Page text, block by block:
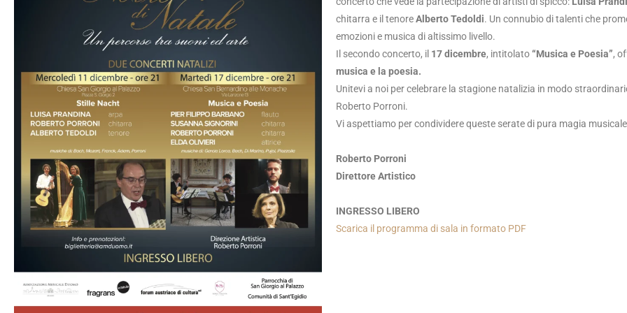
chitarra e il tenoreAlberto Tedoldi. Un connubio di talenti che
emozioni e musica di altissimo livello.
Il secondo concerto, il 17 dicembre, intitolato“Musica e Poesia”,
musica e la poesia.
Unitevi a noi per celebrare la stagione natalizia in modo
Roberto Porroni.
Vi aspettiamo per condividere queste serate di pura magia
Roberto Porroni
Direttore Artistico
INGRESSO LIBERO
Scarica il programma di sala in formato PDF